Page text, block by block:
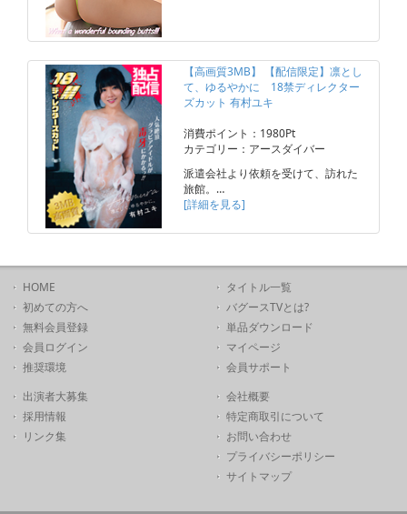
【高画質3MB】 【配信限定】凛とし
て、ゆるやかに 18禁ディレクター
ズカット 有村ユキ
消費ポイント：1980Pt
カテゴリー：アースダイバー
派遣会社より依頼を受けて、訪れた
旅館。…
[詳細を見る]
HOME
初めての方へ
無料会員登録
会員ログイン
推奨環境
タイトル一覧
バグースTVとは?
単品ダウンロード
マイページ
会員サポート
出演者大募集
採用情報
リンク集
会社概要
特定商取引について
お問い合わせ
プライバシーポリシー
サイトマップ